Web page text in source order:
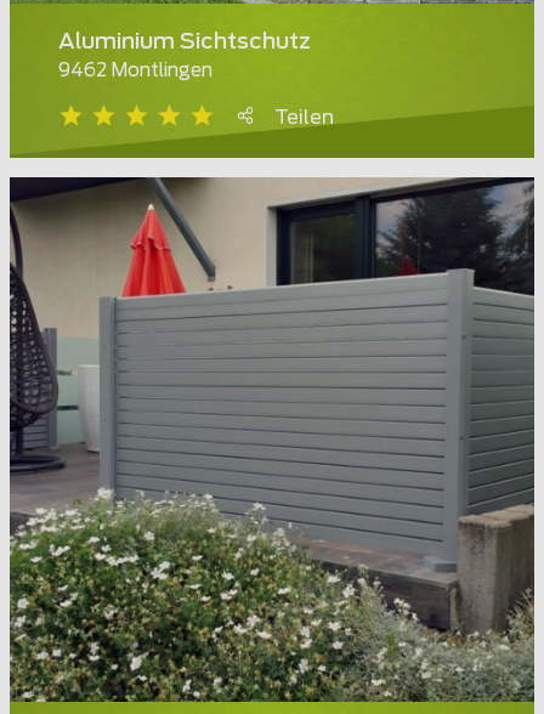
Aluminium Sichtschutz
9462 Montlingen
Teilen